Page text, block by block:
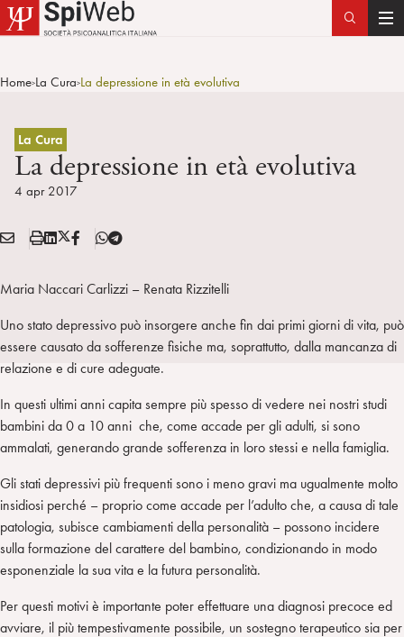
T
o
n
Home>La Cura>La depressione in età evolutiva
La Cura
La depressione in età evolutiva
4 apr 2017
Condividi:
E
A
L
S
p
a
L
n
e
d
i
X
i
t
t
r
F
T
l
g
r
a
Maria Naccari Carlizzi – Renata Rizzitelli
Uno stato depressivo può insorgere anche fin dai primi giorni di vita, può
essere causato da sofferenze fisiche ma, soprattutto, dalla mancanza di
relazione e di cure adeguate.
In questi ultimi anni capita sempre più spesso di vedere nei nostri studi
bambini da 0 a 10 anni che, come accade per gli adulti, si sono
ammalati, generando grande sofferenza in loro stessi e nella famiglia.
Gli stati depressivi più frequenti sono i meno gravi ma ugualmente molto
insidiosi perché – proprio come accade per l’adulto che, a causa di tale
patologia, subisce cambiamenti della personalità – possono incidere
sulla formazione del carattere del bambino, condizionando in modo
esponenziale la sua vita e la futura personalità.
Per questi motivi è importante poter effettuare una diagnosi precoce ed
avviare, il più tempestivamente possibile, un sostegno terapeutico sia per